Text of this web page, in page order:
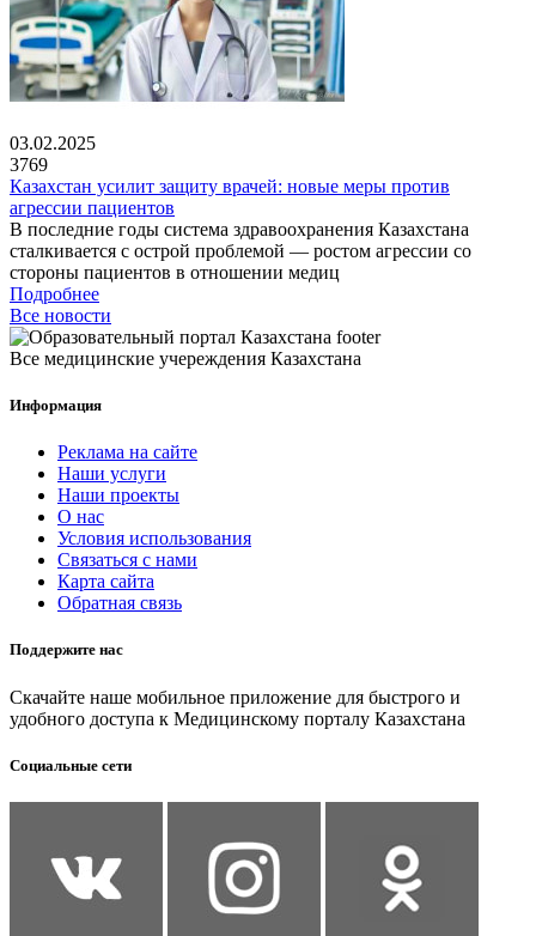
03.02.2025
3769
Казахстан усилит защиту врачей: новые меры против
агрессии пациентов
В последние годы система здравоохранения Казахстана
сталкивается с острой проблемой — ростом агрессии со
стороны пациентов в отношении медиц
Подробнее
Все новости
Все медицинские учереждения Казахстана
Информация
Реклама на сайте
Наши услуги
Наши проекты
О нас
Условия использования
Связаться с нами
Карта сайта
Обратная связь
Поддержите нас
Скачайте наше мобильное приложение для быстрого и
удобного доступа к Медицинскому порталу Казахстана
Социальные сети